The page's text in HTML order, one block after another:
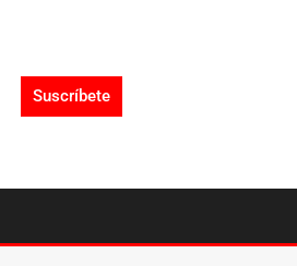
Suscríbete